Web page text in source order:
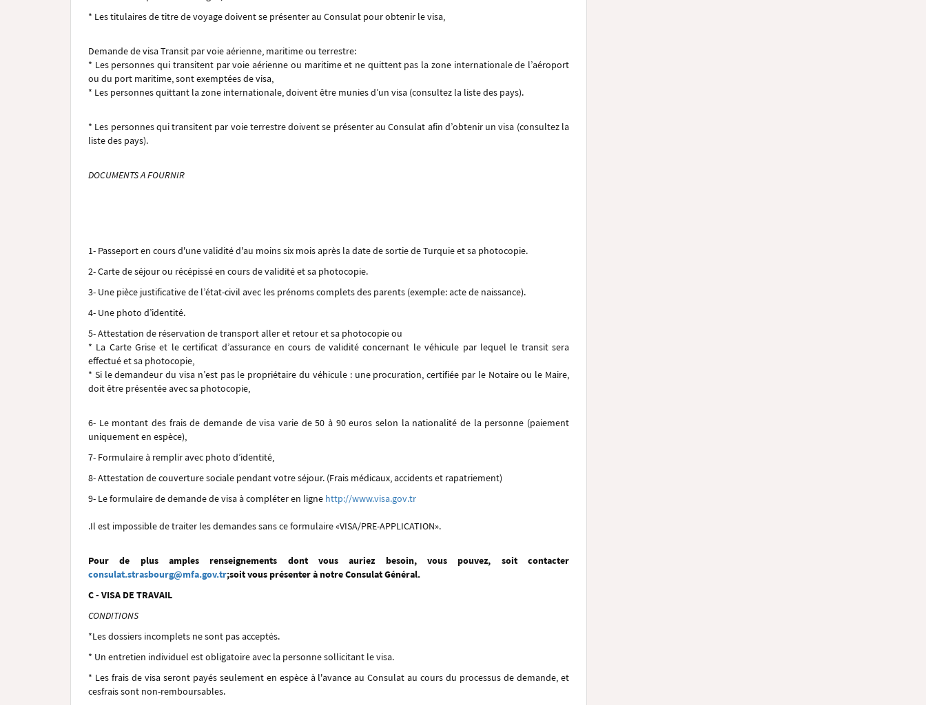
* Les titulaires de titre de voyage doivent se présenter au Consulat pour obtenir le visa,
Demande de visa Transit par voie aérienne, maritime ou terrestre:
* Les personnes qui transitent par voie aérienne ou maritime et ne quittent pas la zone internationale de l’aéroport
ou du port maritime, sont exemptées de visa,
* Les personnes quittant la zone internationale, doivent être munies d’un visa (consultez la liste des pays).
* Les personnes qui transitent par voie terrestre doivent se présenter au Consulat afin d’obtenir un visa (consultez la
liste des pays).
DOCUMENTS A FOURNIR
1- Passeport en cours d'une validité d'au moins six mois après la date de sortie de Turquie et sa photocopie.
2- Carte de séjour ou récépissé en cours de validité et sa photocopie.
3- Une pièce justificative de l’état-civil avec les prénoms complets des parents (exemple: acte de naissance).
4- Une photo d’identité.
5- Attestation de réservation de transport aller et retour et sa photocopie ou
* La Carte Grise et le certificat d’assurance en cours de validité concernant le véhicule par lequel le transit sera
effectué et sa photocopie,
* Si le demandeur du visa n’est pas le propriétaire du véhicule : une procuration, certifiée par le Notaire ou le Maire,
doit être présentée avec sa photocopie,
6- Le montant des frais de demande de visa varie de 50 à 90 euros selon la nationalité de la personne (paiement
uniquement en espèce),
7- Formulaire à remplir avec photo d’identité,
8- Attestation de couverture sociale pendant votre séjour. (Frais médicaux, accidents et rapatriement)
9- Le formulaire de demande de visa à compléter en ligne http://www.visa.gov.tr
.Il est impossible de traiter les demandes sans ce formulaire «VISA/PRE-APPLICATION».
Pour de plus amples renseignements dont vous auriez besoin, vous pouvez, soit contacter
consulat.strasbourg@mfa.gov.tr;soit vous présenter à notre Consulat Général.
C - VISA DE TRAVAIL
CONDITIONS
*Les dossiers incomplets ne sont pas acceptés.
* Un entretien individuel est obligatoire avec la personne sollicitant le visa.
* Les frais de visa seront payés seulement en espèce à l'avance au Consulat au cours du processus de demande, et
cesfrais sont non-remboursables.